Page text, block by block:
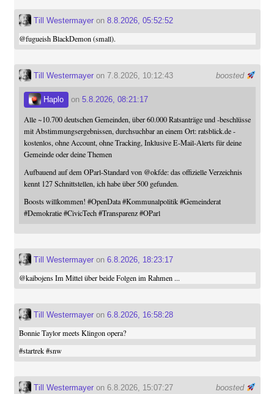
Till Westermayeron 8.8.2026, 05:52:52
@fugueishBlackDemon (small).
boosted
Till Westermayeron 7.8.2026, 10:12:43
Haplo on 5.8.2026, 08:21:17
Alle ~10.700 deutschen Gemeinden, über 60.000 Ratsanträge und -beschlüsse
mit Abstimmungsergebnissen, durchsuchbar an einem Ort: ratsblick.de -
kostenlos, ohne Account, ohne Tracking, Inklusive E-Mail-Alerts für deine
Gemeinde oder deine Themen
Aufbauend auf dem OParl-Standard von @okfde: das offizielle Verzeichnis
kennt 127 Schnittstellen, ich habe über 500 gefunden.
Boosts willkommen! #OpenData #Kommunalpolitik #Gemeinderat
#Demokratie #CivicTech #Transparenz #OParl
Till Westermayeron 6.8.2026, 18:23:17
@kaibojensIm Mittel über beide Folgen im Rahmen ...
Till Westermayeron 6.8.2026, 16:58:28
Bonnie Taylor meets Klingon opera?
#startrek #snw
boosted
Till Westermayeron 6.8.2026, 15:07:27